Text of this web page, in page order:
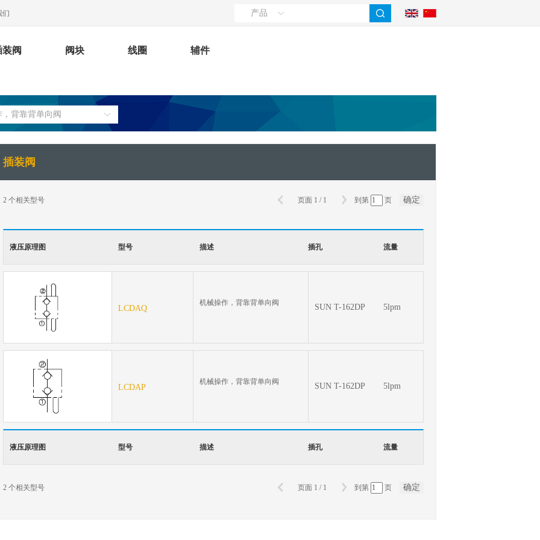
们 产品
装阀 阀块 线圈 辅件
背靠背单向阀
插装阀
2 个相关型号 页面 1 / 1 到第 页 确定
液压原理图 型号 描述 插孔 流量
LCDAQ
机械操作，背靠背单向阀 SUN T-162DP 5lpm
350bar
LCDAP
机械操作，背靠背单向阀 SUN T-162DP 5lpm
液压原理图 型号 描述 插孔 流量
2 个相关型号 页面 1 / 1 到第 页 确定